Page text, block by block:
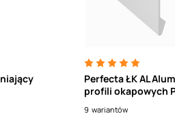
Perfecta ŁK AL
profili okapowych
9 wariantów